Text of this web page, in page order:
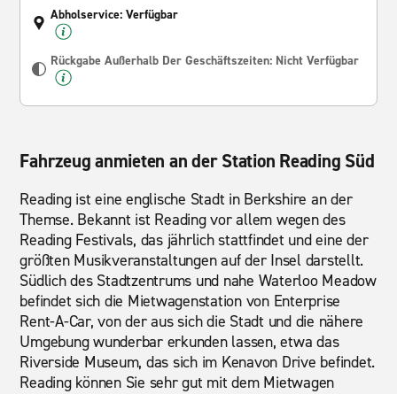
Abholservice: Verfügbar
Rückgabe Außerhalb Der Geschäftszeiten: Nicht Verfügbar
Fahrzeug anmieten an der Station Reading Süd
Reading ist eine englische Stadt in Berkshire an der
Themse. Bekannt ist Reading vor allem wegen des
Reading Festivals, das jährlich stattfindet und eine der
größten Musikveranstaltungen auf der Insel darstellt.
Südlich des Stadtzentrums und nahe Waterloo Meadow
befindet sich die Mietwagenstation von Enterprise
Rent-A-Car, von der aus sich die Stadt und die nähere
Umgebung wunderbar erkunden lassen, etwa das
Riverside Museum, das sich im Kenavon Drive befindet.
Reading können Sie sehr gut mit dem Mietwagen